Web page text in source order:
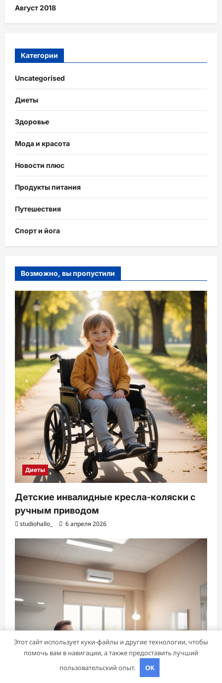
Август 2018
Категории
Uncategorised
Диеты
Здоровье
Мода и красота
Новости плюс
Продукты питания
Путешествия
Спорт и йога
Возможно, вы пропустили
Диеты
Детские инвалидные кресла-коляски с
ручным приводом
studiohallo_ 6 апреля 2026
Этот сайт использует куки-файлы и другие технологии, чтобы
помочь вам в навигации, а также предоставить лучший
пользовательский опыт.
OK